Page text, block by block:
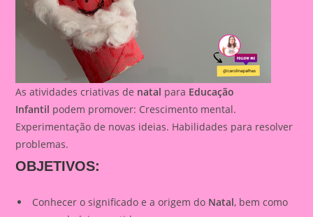
As atividades criativas de natal para Educação
Infantil podem promover: Crescimento mental.
Experimentação de novas ideias. Habilidades para resolver
problemas.
OBJETIVOS:
Conhecer o significado e a origem do Natal, bem como